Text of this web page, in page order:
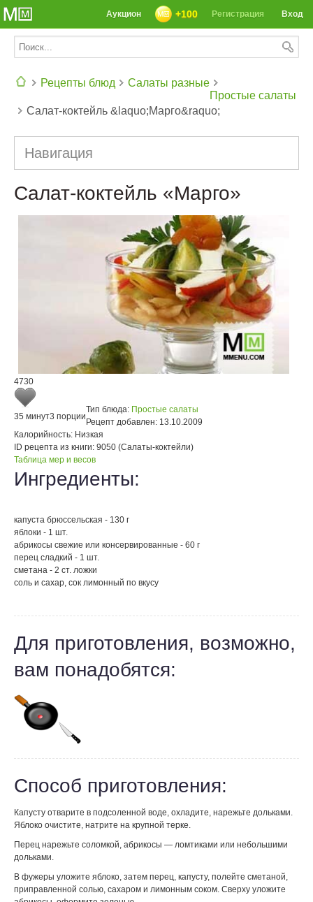
СЕГОДНЯ: 39142 РЕЦЕПТА
Вход
Регистрация
+100
Аукцион
Рецепты блюд
Салаты разные
Простые салаты
Салат-коктейль &laquo;Марго&raquo;
Навигация
Салат-коктейль «Марго»
4730
35 минут3 порции
Тип блюда: Простые салаты
Рецепт добавлен: 13.10.2009
Калорийность: Низкая
ID рецепта из книги: 9050 (Салаты-коктейли)
Таблица мер и весов
Ингредиенты:
капуста брюссельская - 130 г
яблоки - 1 шт.
абрикосы свежие или консервированные - 60 г
перец сладкий - 1 шт.
сметана - 2 ст. ложки
соль и сахар, сок лимонный по вкусу
Для приготовления, возможно,
вам понадобятся:
Способ приготовления:
Капусту отварите в подсоленной воде, охладите, нарежьте дольками.
Яблоко очистите, натрите на крупной терке.
Перец нарежьте соломкой, абрикосы — ломтиками или небольшими
дольками.
В фужеры уложите яблоко, затем перец, капусту, полейте сметаной,
приправленной солью, сахаром и лимонным соком. Сверху уложите